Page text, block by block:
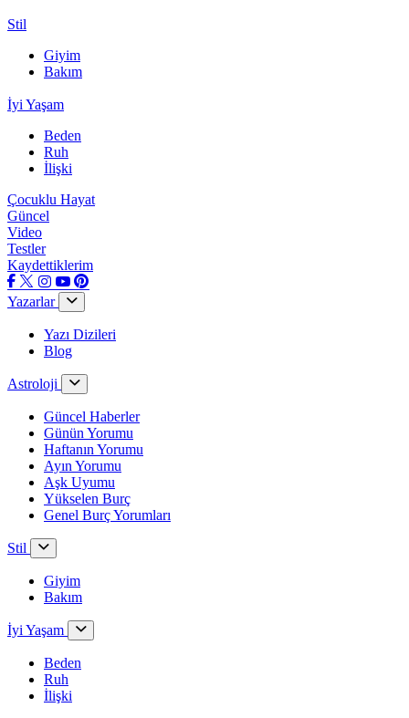
Stil
Giyim
Bakım
İyi Yaşam
Beden
Ruh
İlişki
Çocuklu Hayat
Güncel
Video
Testler
Kaydettiklerim
Yazarlar
Yazı Dizileri
Blog
Astroloji
Güncel Haberler
Günün Yorumu
Haftanın Yorumu
Ayın Yorumu
Aşk Uyumu
Yükselen Burç
Genel Burç Yorumları
Stil
Giyim
Bakım
İyi Yaşam
Beden
Ruh
İlişki